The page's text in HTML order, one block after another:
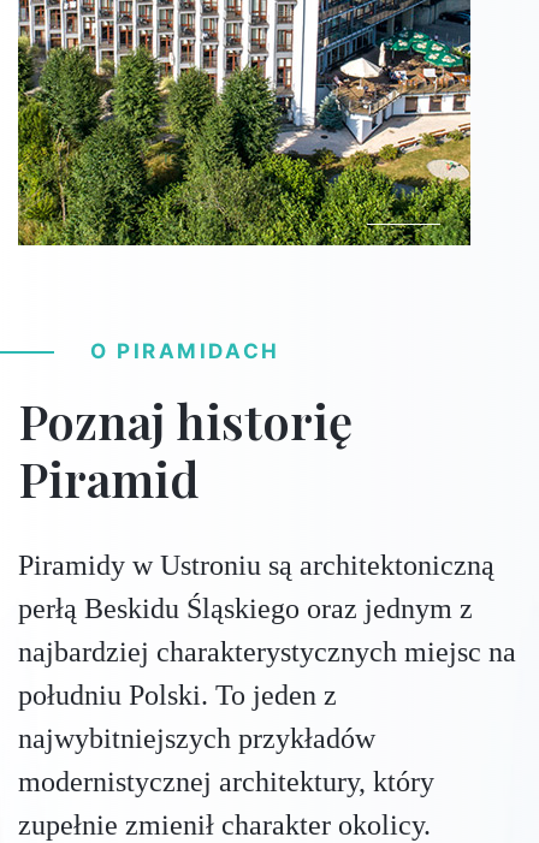
O PIRAMIDACH
Poznaj historię
Piramid
Piramidy w Ustroniu są architektoniczną
perłą Beskidu Śląskiego oraz jednym z
najbardziej charakterystycznych miejsc na
południu Polski. To jeden z
najwybitniejszych przykładów
modernistycznej architektury, który
zupełnie zmienił charakter okolicy.